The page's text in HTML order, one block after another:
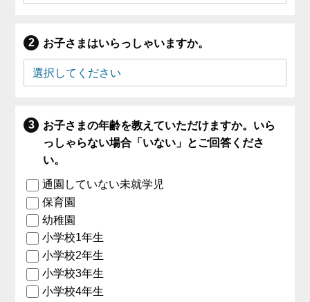
お子さまはいらっしゃいますか。
お子さまの年齢を教えていただけますか。いら
っしゃらない場合「いない」とご回答くださ
い。
通園していない未就学児
保育園
幼稚園
小学校1年生
小学校2年生
小学校3年生
小学校4年生